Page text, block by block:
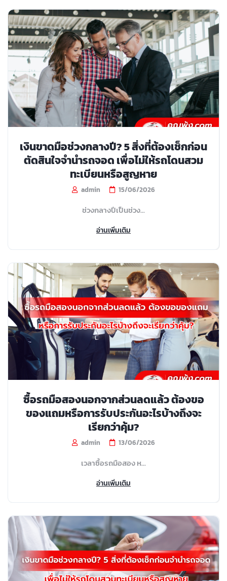
เงินขาดมือช่วงกลางปี? 5 สิ่งที่ต้องเช็กก่อน
ตัดสินใจจำนำรถจอด เพื่อไม่ให้รถโดนสวม
ทะเบียนหรือสูญหาย
admin 15/06/2026
ช่วงกลางปีเป็นช่วง...
อ่านเพิ่มเติม
ซื้อรถมือสองนอกจากส่วนลดแล้ว ต้องขอ
ของแถมหรือการรับประกันอะไรบ้างถึงจะ
เรียกว่าคุ้ม?
admin 13/06/2026
เวลาซื้อรถมือสอง ห...
อ่านเพิ่มเติม